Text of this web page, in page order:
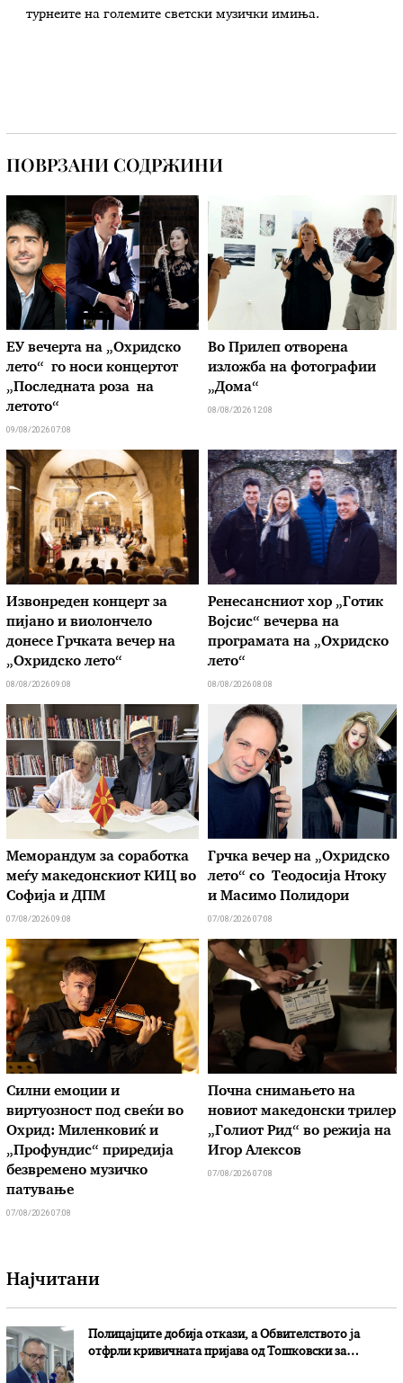
турнеите на големите светски музички имиња.
ПОВРЗАНИ СОДРЖИНИ
ЕУ вечерта на „Охридско
лето“ го носи концертот
„Последната роза на
летото“
09/08/2026 07:08
Во Прилеп отворена
изложба на фотографии
„Дома“
08/08/2026 12:08
Извонреден концерт за
пијано и виолончело
донесе Грчката вечер на
„Охридско лето“
08/08/2026 09:08
Ренесансниот хор „Готик
Војсис“ вечерва на
програмата на „Охридско
лето“
08/08/2026 08:08
Меморандум за соработка
меѓу македонскиот КИЦ во
Софија и ДПМ
07/08/2026 09:08
Грчка вечер на „Охридско
лето“ со Теодосија Нтоку
и Масимо Полидори
07/08/2026 07:08
Силни емоции и
виртуозност под свеќи во
Охрид: Миленковиќ и
„Профундис“ приредија
безвремено музичко
патување
07/08/2026 07:08
Почна снимањето на
новиот македонски трилер
„Голиот Рид“ во режија на
Игор Алексов
07/08/2026 07:08
Најчитани
Полицајците добија откази, а Обвителството ја
отфрли кривичната пријава од Тошковски за